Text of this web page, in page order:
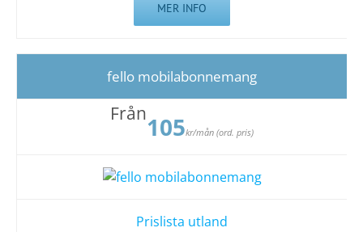
MER INFO
fello mobilabonnemang
Från105kr/mån (ord. pris)
Prislista utland